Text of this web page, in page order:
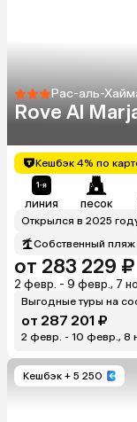
Рас-аль-
Rove Al
Кешбэк 4% по
линия песок
Открылся в 2025
Собственный пляж
от 283 229 ₽
2 февр. - 9 февр., 7
Выгодные туры на
от 287 201 ₽
2 февр. - 10 февр., 8
Кешбэк + 5 250